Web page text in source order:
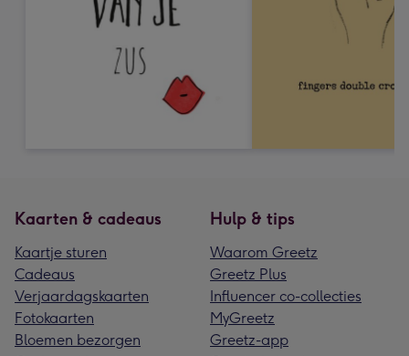
Kaarten & cadeaus
Kaartje sturen
Cadeaus
Verjaardagskaarten
Fotokaarten
Bloemen bezorgen
Hulp & tips
Waarom Greetz
Greetz Plus
Influencer co-collecties
MyGreetz
Greetz-app